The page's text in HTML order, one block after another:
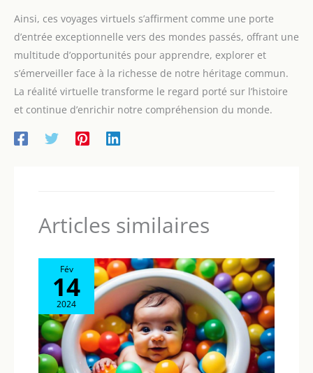
Ainsi, ces voyages virtuels s’affirment comme une porte
d’entrée exceptionnelle vers des mondes passés, offrant une
multitude d’opportunités pour apprendre, explorer et
s’émerveiller face à la richesse de notre héritage commun.
La réalité virtuelle transforme le regard porté sur l’histoire
et continue d’enrichir notre compréhension du monde.
Articles similaires
Fév
14
2024